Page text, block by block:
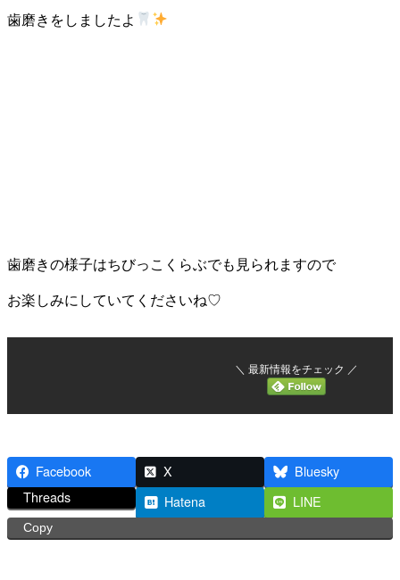
歯磨きをしましたよ
歯磨きの様子はちびっこくらぶでも見られますので
お楽しみにしていてくださいね♡
＼ 最新情報をチェック ／
Facebook X
Bluesky
Threads
Hatena LINE
Copy